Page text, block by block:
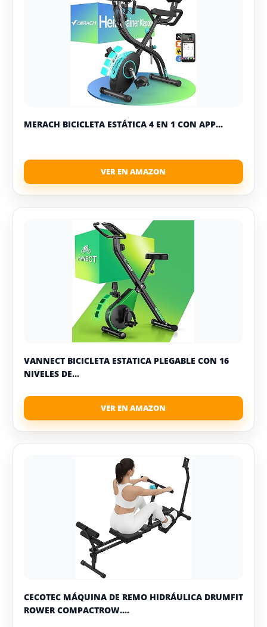
MERACH BICICLETA ESTÁTICA 4 EN 1 CON APP...
VANNECT BICICLETA ESTATICA PLEGABLE CON 16
NIVELES DE...
CECOTEC MÁQUINA DE REMO HIDRÁULICA DRUMFIT
ROWER COMPACTROW....